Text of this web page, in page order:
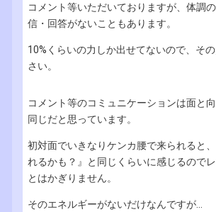
コメント等いただいておりますが、体調
信・回答がないこともあります。
10%くらいの力しか出せてないので、そ
さい。
コメント等のコミュニケーションは面と
同じだと思っています。
初対面でいきなりケンカ腰で来られると
れるかも？』と同じくらいに感じるので
とはかぎりません。
そのエネルギーがないだけなんですが...